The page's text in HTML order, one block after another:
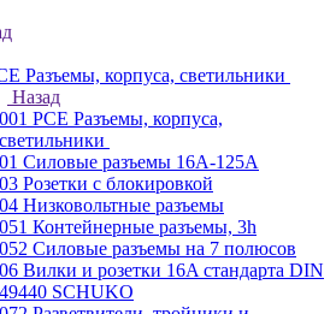
Разъемы, корпуса, светильники
Назад
001 PCE Разъемы, корпуса,
светильники
01 Силовые разъемы 16А-125А
03 Розетки с блокировкой
04 Низковольтные разъемы
051 Контейнерные разъемы, 3h
052 Силовые разъемы на 7 полюсов
06 Вилки и розетки 16A стандарта DIN
49440 SCHUKO